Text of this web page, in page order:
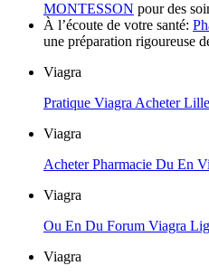
MONTESSON pour des
À l’écoute de votre santé:
une préparation rigoureuse
Viagra
Pratique Viagra Acheter
Viagra
Acheter Pharmacie Du En
Viagra
Ou En Du Forum Viagra
Viagra